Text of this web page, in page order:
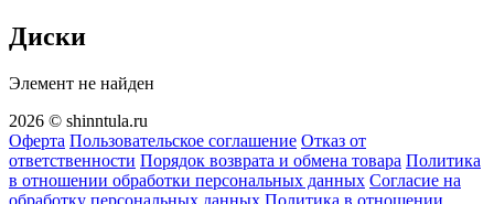
Диски
Элемент не найден
2026 © shinntula.ru
Оферта Пользовательское соглашение Отказ от
ответственности Порядок возврата и обмена товара Политика
в отношении обработки персональных данных Согласие на
обработку персональных данных Политика в отношении